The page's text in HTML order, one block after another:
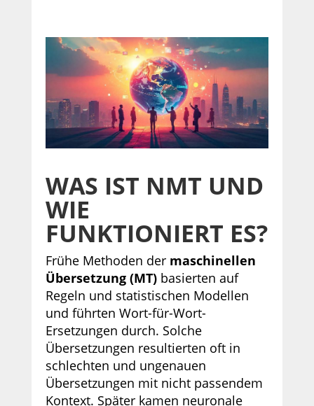
WAS IST NMT UND
WIE
FUNKTIONIERT ES?
Frühe Methoden der maschinellen
Übersetzung (MT)basierten auf
Regeln und statistischen Modellen
und führten Wort-für-Wort-
Ersetzungen durch. Solche
Übersetzungen resultierten oft in
schlechten und ungenauen
Übersetzungen mit nicht passendem
Kontext. Später kamen neuronale